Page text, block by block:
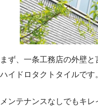
まず、一条工務店の外壁
ハイドロタクトタイルです
メンテナンスなしでもキ